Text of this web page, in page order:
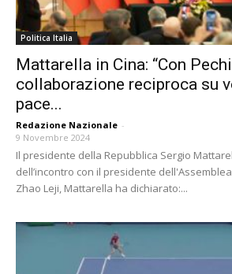
Politica Italia
Mattarella in Cina: “Con
collaborazione reciproca su
pace...
Redazione Nazionale -
9 Novembre 2024
Il presidente della Repubblica Sergio
dell’incontro con il presidente
Zhao Leji, Mattarella ha dichiarato:...